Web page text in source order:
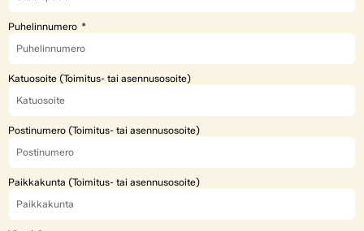
Puhelinnumero
Katuosoite (Toimitus- tai asennusosoite)
Postinumero (Toimitus- tai asennusosoite)
Paikkakunta (Toimitus- tai asennusosoite)